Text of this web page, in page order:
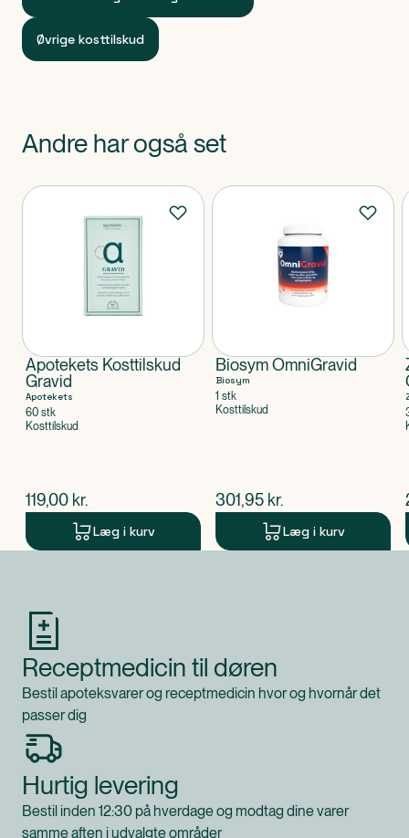
3 måneder henne i graviditeten.
Produktet er vegansk og er uden gelatine,
Øvrige kosttilskud
Andre har også set
Produkter
Apotekets Kosttilskud
Gravid
Apotekets
60 stk
Kosttilskud
$nuværende pris
119,00 kr.
Læg i kurv
Biosym OmniGravid
Biosym
1 stk
Kosttilskud
$nuværende pris
301,95 kr.
Læg i kurv
Receptmedicin til døren
Bestil apoteksvarer og receptmedicin hvor og hvornår det
passer dig
Hurtig levering
Bestil inden 12:30 på hverdage og modtag dine varer
samme aften i udvalgte områder